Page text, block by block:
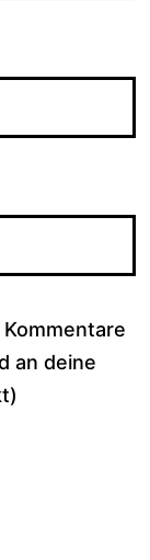
an deine